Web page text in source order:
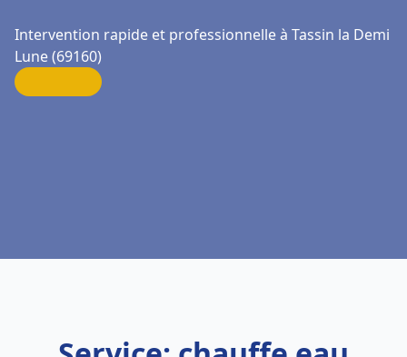
Intervention rapide et professionnelle à Tassin la Demi
Lune (69160)